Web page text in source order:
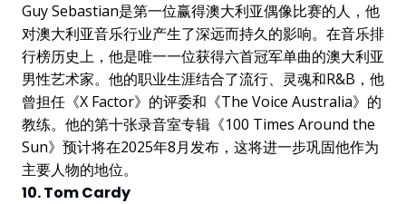
Guy Sebastian是第一位赢得澳大利亚偶像比赛的人，他
对澳大利亚音乐行业产生了深远而持久的影响。在音乐排
行榜历史上，他是唯一一位获得六首冠军单曲的澳大利亚
男性艺术家。他的职业生涯结合了流行、灵魂和R&B，他
曾担任《X Factor》的评委和《The Voice Australia》的
教练。他的第十张录音室专辑《100 Times Around the
Sun》预计将在2025年8月发布，这将进一步巩固他作为
主要人物的地位。
10. Tom Cardy